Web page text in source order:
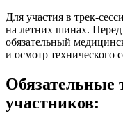
Для участия в трек-
на летних шинах. Перед
обязательный
и осмотр технического
Обязательные
участников: